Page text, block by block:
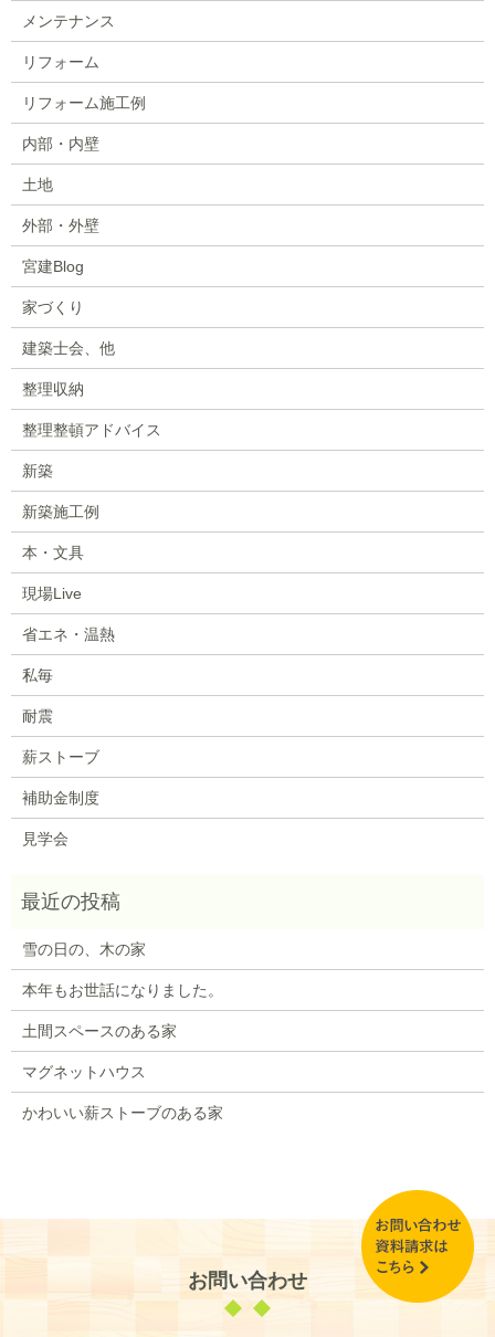
メンテナンス
リフォーム
リフォーム施工例
内部・内壁
土地
外部・外壁
宮建Blog
家づくり
建築士会、他
整理収納
整理整頓アドバイス
新築
新築施工例
本・文具
現場Live
省エネ・温熱
私毎
耐震
薪ストーブ
補助金制度
見学会
雪の日の、木の家
本年もお世話になりました。
土間スペースのある家
マグネットハウス
かわいい薪ストーブのある家
お問い合わせ